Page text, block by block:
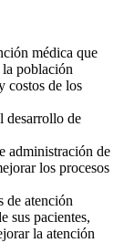
médica que
la población
costos de los
desarrollo de
administración de
los procesos
de atención
sus pacientes,
la atención